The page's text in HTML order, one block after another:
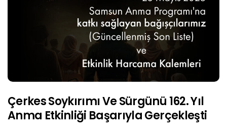
Çerkes Soykırımı Ve Sürgünü 162. Yıl
Anma Etkinliği Başarıyla Gerçekleşti